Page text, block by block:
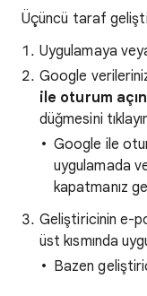
Üçüncü taraf
Uygulamaya
Google
ile oturum açın
düğmesini
Google ile
uygulamada
kapatmanız
Geliştiricinin e-
üst kısmında
Bazen